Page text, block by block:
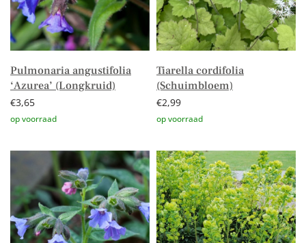
Pulmonaria angustifolia
‘Azurea’ (Longkruid)
€3,65
Tiarella cordifolia
(Schuimbloem)
€2,99